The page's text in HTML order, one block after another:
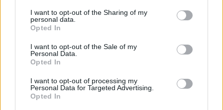
I want to opt-out of the Sharing of my
personal data.
Opted In
I want to opt-out of the Sale of my
Personal Data.
Opted In
I want to opt-out of processing my
Personal Data for Targeted Advertising.
Opted In
“settimanalmente”.
Approfondisci anche questi termini:
Chimera: significato e varie
accezioni del sostantivo